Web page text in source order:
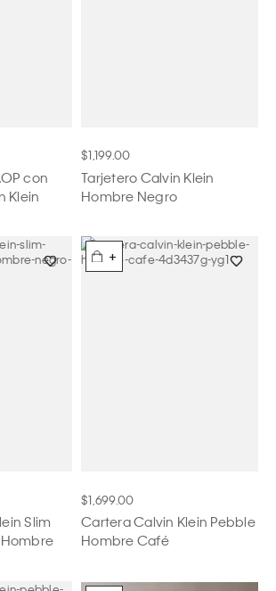
con
Klein
$1,199.00
Tarjetero Calvin Klein
Hombre Negro
Slim
+
$1,699.00
Cartera Calvin Klein Pebble
Hombre Café